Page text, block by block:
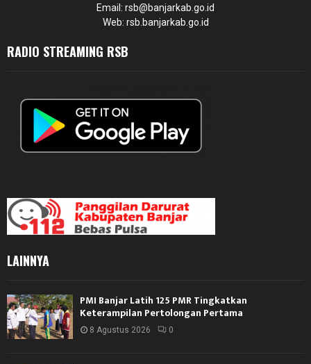
Email: rsb@banjarkab.go.id
Web: rsb.banjarkab.go.id
RADIO STREAMING RSB
LAINNYA
PMI Banjar Latih 125 PMR Tingkatkan
Keterampilan Pertolongan Pertama
8 Agustus 2026 0